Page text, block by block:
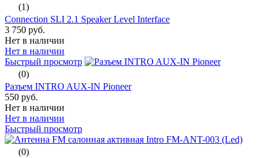
(1)
Connection SLI 2.1 Speaker Level Interface
3 750 руб.
Нет в наличии
Нет в наличии
Быстрый просмотр
(0)
Разъем INTRO AUX-IN Pioneer
550 руб.
Нет в наличии
Нет в наличии
Быстрый просмотр
(0)